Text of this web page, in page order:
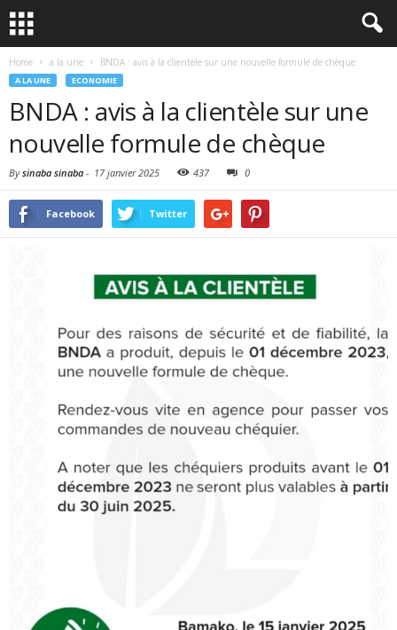
Home a la une BNDA : avis à la clientèle sur une nouvelle formule de chèque
A LA UNE ECONOMIE
BNDA : avis à la clientèle sur une
nouvelle formule de chèque
Bysinaba sinaba - 17 janvier 2025 437 0
Facebook Twitter